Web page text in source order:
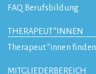
FAQ Berufsbildung
THERAPEUT*INNEN
Therapeut*innen finden
MITGLIEDERBEREICH